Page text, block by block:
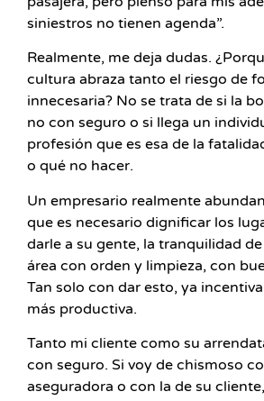
siniestros no tienen agenda”.
Realmente, me deja dudas.
cultura abraza tanto el riesgo de
innecesaria? No se trata de si la
no con seguro o si llega un
profesión que es esa de la
o qué no hacer.
Un empresario realmente
que es necesario dignificar los
darle a su gente, la tranquilidad
área con orden y limpieza, con
Tan solo con dar esto, ya
más productiva.
Tanto mi cliente como su
con seguro. Si voy de chismoso
aseguradora o con la de su